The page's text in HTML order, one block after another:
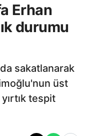
Erhan
durumu
sakatlanarak
üst
tespit